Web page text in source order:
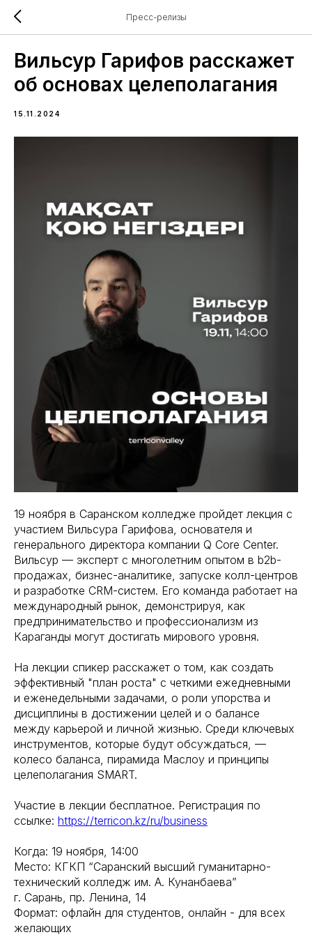
Пресс-релизы
Вильсур Гарифов расскажет
об основах целеполагания
15.11.2024
19 ноября в Саранском колледже пройдет лекция с
участием Вильсура Гарифова, основателя и
генерального директора компании Q Core Center.
Вильсур — эксперт с многолетним опытом в b2b-
продажах, бизнес-аналитике, запуске колл-центров
и разработке CRM-систем. Его команда работает на
международный рынок, демонстрируя, как
предпринимательство и профессионализм из
Караганды могут достигать мирового уровня.
На лекции спикер расскажет о том, как создать
эффективный "план роста" с четкими ежедневными
и еженедельными задачами, о роли упорства и
дисциплины в достижении целей и о балансе
между карьерой и личной жизнью. Среди ключевых
инструментов, которые будут обсуждаться, —
колесо баланса, пирамида Маслоу и принципы
целеполагания SMART.
Участие в лекции бесплатное. Регистрация по
ссылке: https://terricon.kz/ru/business
Когда: 19 ноября, 14:00
Место: КГКП “Саранский высший гуманитарно-
технический колледж им. А. Кунанбаева”
г. Сарань, пр. Ленина, 14
Формат: офлайн для студентов, онлайн - для всех
желающих